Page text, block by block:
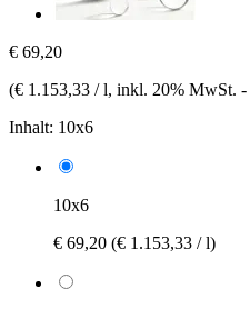
€ 69,20
(€ 1.153,33 / l, inkl. 20% MwSt. -
Inhalt: 10x6
10x6
€ 69,20 (€ 1.153,33 / l)